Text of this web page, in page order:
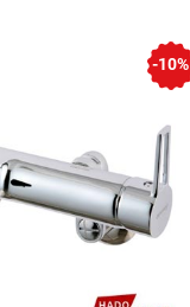
-10%